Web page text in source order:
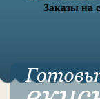
Заказы на